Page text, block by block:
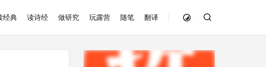
经典 读诗经 做研究 玩露营 随笔 翻译